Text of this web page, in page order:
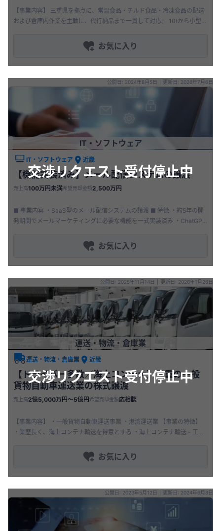
【事業内容】 三重県を拠点に、常温食品・チルド食品・冷凍食品の配送
および倉庫内作業を主軸に、代行納品まで一貫して対応。 10tから小型ま
お気に入り
交渉リクエスト受付停止中
公開日: 2024年8月5日 更新日: 2026年7月6日
IT・ソフトウェア
IT・ソフトウェア 近畿
【機能実装済み】メール配信システムの譲渡
売上高100万円未満希望売却金額2,500万円
■ 事業内容 ・SaaS型のメール配信システムの譲渡 ■ 特徴 ・約5年の開
発期間でメールマーケティングに必要な機能を一式実装済み ・ChatGPT
お気に入り
交渉リクエスト受付停止中
公開日: 2025年11月14日 更新日: 2026年1月26日
運送・物流・倉庫業
運送・物流・倉庫業 近畿
【ドライバー多数／海上コンテナ】三重の一般
貨物自動車運送業の株式譲渡
売上高2億5,000万円〜5億円希望売却金額応相談
【事業内容】 ・一般貨物自動車運送事業 ・港湾運送業 【事業の特徴】
・業歴長く、海上コンテナ輸送を得意とする ・海上コンテナ輸送 - 工業
お気に入り
公開日: 2023年5月12日 更新日: 2024年6月8日